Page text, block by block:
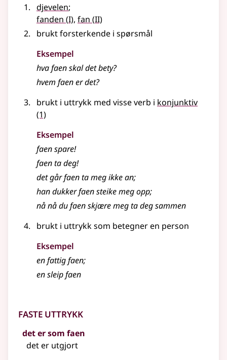
djevelen;
fanden (1
I), fan (2
II)
brukt forsterkende i spørsmål
Eksempel
hva faen skal det bety?
hvem faen er det?
brukt i uttrykk med visse verb i konjunktiv
(1)
Eksempel
faen spare!
faen ta deg!
det går faen ta meg ikke an;
han dukker faen steike meg opp;
nå nå du faen skjære meg ta deg sammen
brukt i uttrykk som betegner en person
Eksempel
en fattigfaen;
en sleip faen
Faste uttrykk
det er som faen
det er utgjort